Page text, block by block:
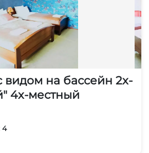
видом на бассейн 2х-
4х-местный
4